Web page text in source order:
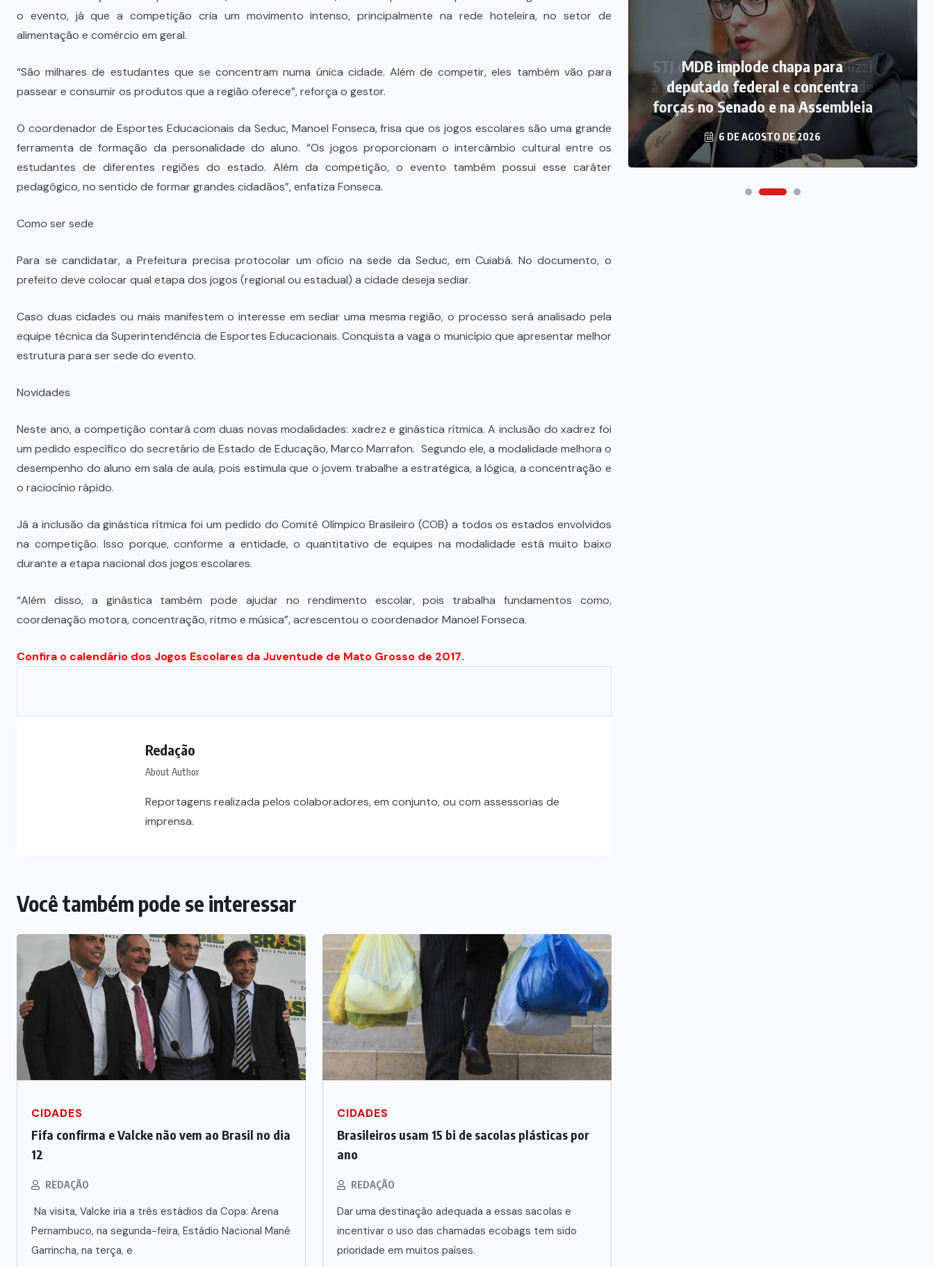
o evento, já que a competição cria um movimento intenso, principalmente na rede hoteleira, no setor de
alimentação e comércio em geral.
“São milhares de estudantes que se concentram numa única cidade. Além de competir, eles também vão para
passear e consumir os produtos que a região oferece”, reforça o gestor.
O coordenador de Esportes Educacionais da Seduc, Manoel Fonseca, frisa que os jogos escolares são uma grande
ferramenta de formação da personalidade do aluno. “Os jogos proporcionam o intercâmbio cultural entre os
estudantes de diferentes regiões do estado. Além da competição, o evento também possui esse caráter
pedagógico, no sentido de formar grandes cidadãos”, enfatiza Fonseca.
Como ser sede
Para se candidatar, a Prefeitura precisa protocolar um ofício na sede da Seduc, em Cuiabá. No documento, o
prefeito deve colocar qual etapa dos jogos (regional ou estadual) a cidade deseja sediar.
Caso duas cidades ou mais manifestem o interesse em sediar uma mesma região, o processo será analisado pela
equipe técnica da Superintendência de Esportes Educacionais. Conquista a vaga o município que apresentar melhor
estrutura para ser sede do evento.
Novidades
Neste ano, a competição contará com duas novas modalidades: xadrez e ginástica rítmica. A inclusão do xadrez foi
um pedido específico do secretário de Estado de Educação, Marco Marrafon. Segundo ele, a modalidade melhora o
desempenho do aluno em sala de aula, pois estimula que o jovem trabalhe a estratégica, a lógica, a concentração e
o raciocínio rápido.
Já a inclusão da ginástica rítmica foi um pedido do Comitê Olímpico Brasileiro (COB) a todos os estados envolvidos
na competição. Isso porque, conforme a entidade, o quantitativo de equipes na modalidade está muito baixo
durante a etapa nacional dos jogos escolares.
“Além disso, a ginástica também pode ajudar no rendimento escolar, pois trabalha fundamentos como,
coordenação motora, concentração, ritmo e música”, acrescentou o coordenador Manoel Fonseca.
Confira o calendário dos Jogos Escolares da Juventude de Mato Grosso de 2017.
Redação
About Author
Reportagens realizada pelos colaboradores, em conjunto, ou com assessorias de
imprensa.
Você também pode se interessar
CIDADES
Fifa confirma e Valcke não vem ao Brasil no dia
12
REDAÇÃO
Na visita, Valcke iria a três estádios da Copa: Arena
Pernambuco, na segunda-feira, Estádio Nacional Mané
Garrincha, na terça, e
CIDADES
Brasileiros usam 15 bi de sacolas plásticas por
ano
REDAÇÃO
Dar uma destinação adequada a essas sacolas e
incentivar o uso das chamadas ecobags tem sido
prioridade em muitos países.
Vale-refeição cobre apenas 9 dias
úteis de alimentação em Mato
STJ condena ministro Marco Buzzi
à perda do cargo por denúncias de
6 DE AGOSTO DE 2026
MDB implode chapa para
deputado federal e concentra
forças no Senado e na Assembleia
6 DE AGOSTO DE 2026